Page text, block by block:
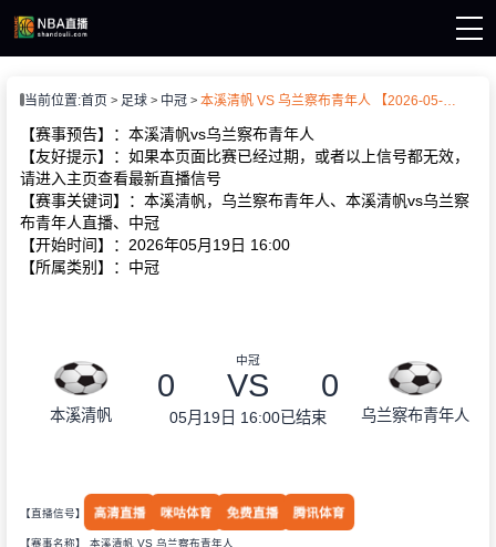
播
当前位置:首页 足球 中冠 本溪清帆 VS 乌兰察布青年人 【2026-05-19 16:00:00】
【赛事预告】：本溪清帆vs乌兰察布青年人
【友好提示】：如果本页面比赛已经过期，或者以上信号都无效，
请进入主页查看最新直播信号
【赛事关键词】：本溪清帆，乌兰察布青年人、本溪清帆vs乌兰察
布青年人直播、中冠
【开始时间】：2026年05月19日 16:00
【所属类别】：中冠
本溪清帆
中冠
0 VS 0
05月19日 16:00已结束 乌兰察布青年人
【直播信号】 高清直播 咪咕体育 免费直播 腾讯体育
【赛事名称】 本溪清帆 VS 乌兰察布青年人